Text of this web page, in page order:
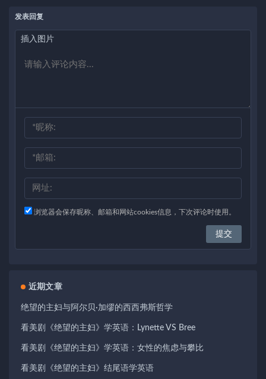
发表回复
插入图片
浏览器会保存昵称、邮箱和网站cookies信息，下次评论时使用。
近期文章
绝望的主妇与阿尔贝·加缪的西西弗斯哲学
看美剧《绝望的主妇》学英语：Lynette VS Bree
看美剧《绝望的主妇》学英语：女性的焦虑与攀比
看美剧《绝望的主妇》结尾语学英语